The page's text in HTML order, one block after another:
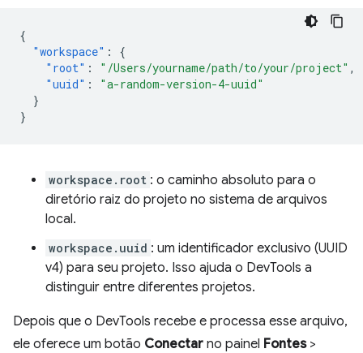
{
"workspace" :
{
"root" : "/Users/yourname/path/to/your/project" ,
"uuid" :
"a-random-version-4-uuid"
}
}
workspace.root : o caminho absoluto para o
diretório raiz do projeto no sistema de arquivos
local.
workspace.uuid : um identificador exclusivo (UUID
v4) para seu projeto. Isso ajuda o DevTools a
distinguir entre diferentes projetos.
Depois que o DevTools recebe e processa esse arquivo,
ele oferece um botão Conectar no painel Fontes>